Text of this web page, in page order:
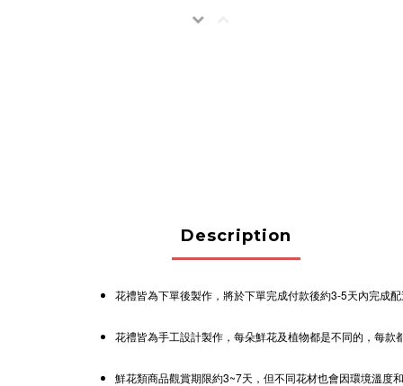
Description
花禮皆為下單後製作，將於下單完成付款後約3-5天內完成
花禮皆為手工設計製作，每朵鮮花及植物都是不同的，每
鮮花類商品觀賞期限約3~7天，但不同花材也會因環境溫度